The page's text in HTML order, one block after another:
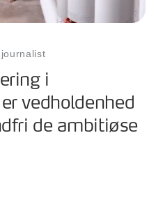
i
vedholdenhed
de ambitiøse